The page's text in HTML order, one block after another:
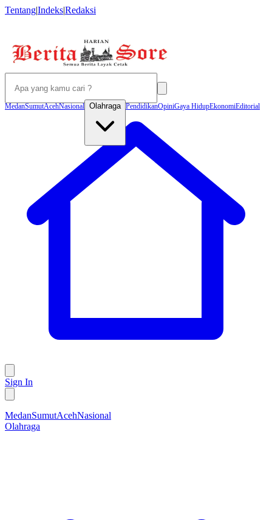
Tentang|Indeks|Redaksi
MedanSumutAcehNasional Olahraga PendidikanOpiniGaya HidupEkonomiEditorial
Sign In
MedanSumutAcehNasional
Olahraga